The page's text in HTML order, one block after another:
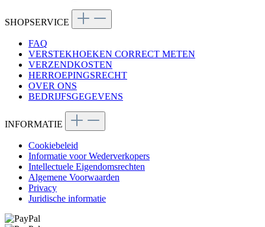
SHOPSERVICE
FAQ
VERSTEKHOEKEN CORRECT METEN
VERZENDKOSTEN
HERROEPINGSRECHT
OVER ONS
BEDRIJFSGEGEVENS
INFORMATIE
Cookiebeleid
Informatie voor Wederverkopers
Intellectuele Eigendomsrechten
Algemene Voorwaarden
Privacy
Juridische informatie